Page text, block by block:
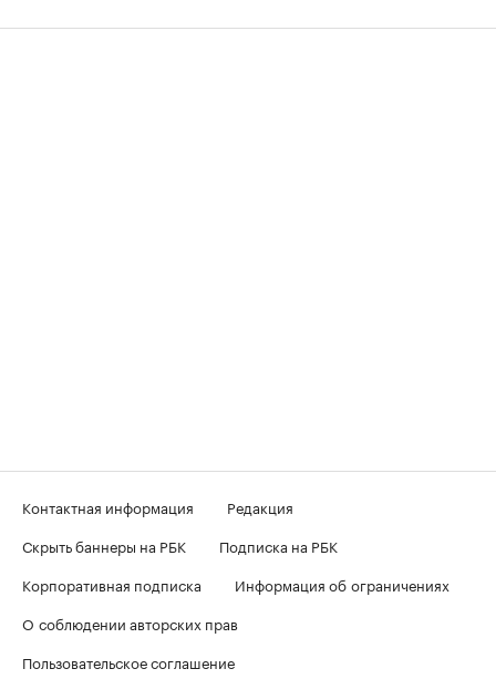
Контактная информация
Редакция
Скрыть баннеры на РБК
Подписка на РБК
Корпоративная подписка
Информация об ограничениях
О соблюдении авторских прав
Пользовательское соглашение